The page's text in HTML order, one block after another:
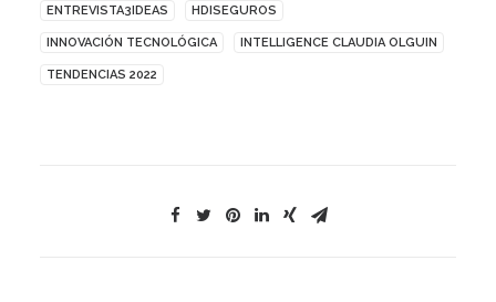
ENTREVISTA3IDEAS HDISEGUROS
INNOVACIÓN TECNOLÓGICA INTELLIGENCE CLAUDIA OLGUIN
TENDENCIAS 2022